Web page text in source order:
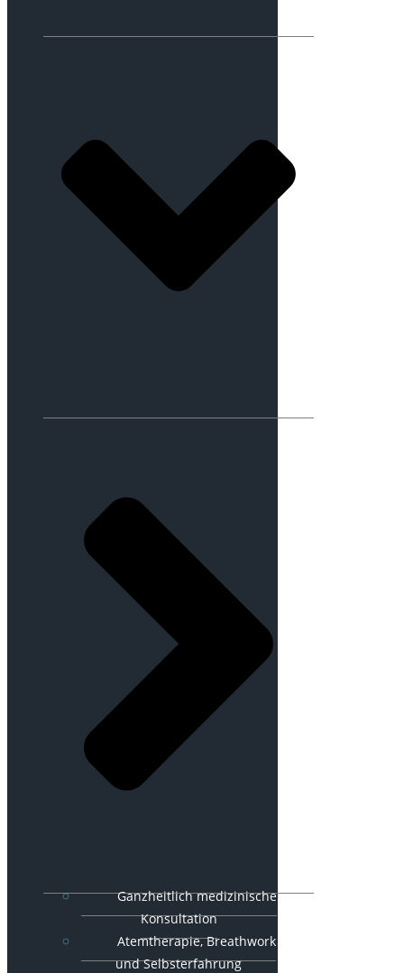
Ganzheitlich medizinische
Konsultation
Atemtherapie, Breathwork
und Selbsterfahrung